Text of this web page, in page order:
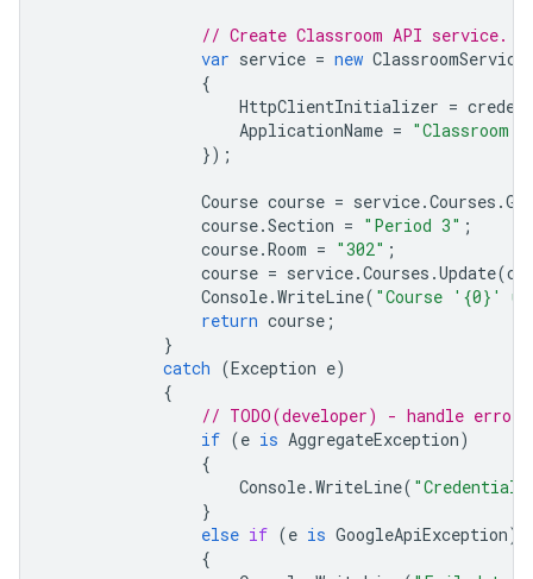
// Create Classroom API service.
var service = new ClassroomService
{
HttpClientInitializer =
ApplicationName = "Classroom
});
Course course = service.Courses .
course.Section = "Period 3" ;
course.Room = "302" ;
course = service.Courses .Update(
Console.WriteLine( "Course '{0}'
return course ;
}
catch (Exception e)
{
// TODO(developer) - handle error
if (e is AggregateException)
{
Console.WriteLine( "Credential
}
else if (e is GoogleApiException)
{